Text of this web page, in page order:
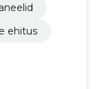
ehitus